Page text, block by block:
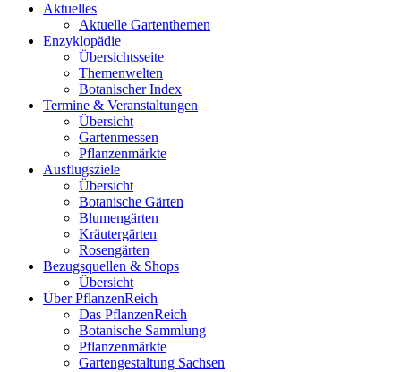
Aktuelles
Aktuelle Gartenthemen
Enzyklopädie
Übersichtsseite
Themenwelten
Botanischer Index
Termine & Veranstaltungen
Übersicht
Gartenmessen
Pflanzenmärkte
Ausflugsziele
Übersicht
Botanische Gärten
Blumengärten
Kräutergärten
Rosengärten
Bezugsquellen & Shops
Übersicht
Über PflanzenReich
Das PflanzenReich
Botanische Sammlung
Pflanzenmärkte
Gartengestaltung Sachsen